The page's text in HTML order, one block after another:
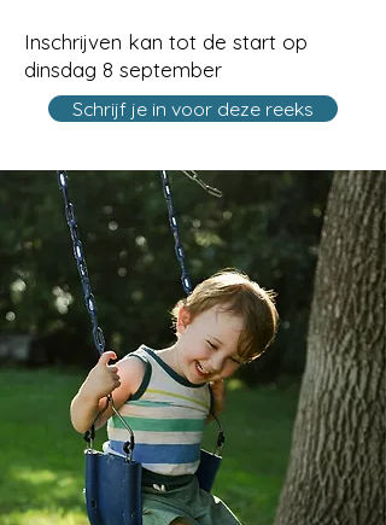
Inschrijven kan tot de start op
dinsdag 8 september
Schrijf je in voor deze reeks